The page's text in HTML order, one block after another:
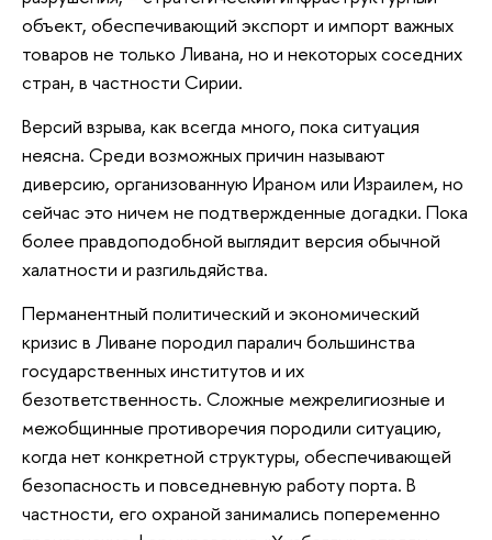
объект, обеспечивающий экспорт и импорт важных
товаров не только Ливана, но и некоторых соседних
стран, в частности Сирии.
Версий взрыва, как всегда много, пока ситуация
неясна. Среди возможных причин называют
диверсию, организованную Ираном или Израилем, но
сейчас это ничем не подтвержденные догадки. Пока
более правдоподобной выглядит версия обычной
халатности и разгильдяйства.
Перманентный политический и экономический
кризис в Ливане породил паралич большинства
государственных институтов и их
безответственность. Сложные межрелигиозные и
межобщинные противоречия породили ситуацию,
когда нет конкретной структуры, обеспечивающей
безопасность и повседневную работу порта. В
частности, его охраной занимались попеременно